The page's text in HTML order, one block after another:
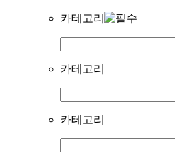
카테고리
카테고리
카테고리